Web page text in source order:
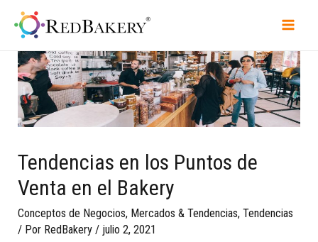
Tendencias en los Puntos de
Venta en el Bakery
Conceptos de Negocios, Mercados & Tendencias,Tendencias
/ Por RedBakery / julio 2, 2021